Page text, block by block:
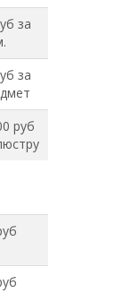
за
за
руб